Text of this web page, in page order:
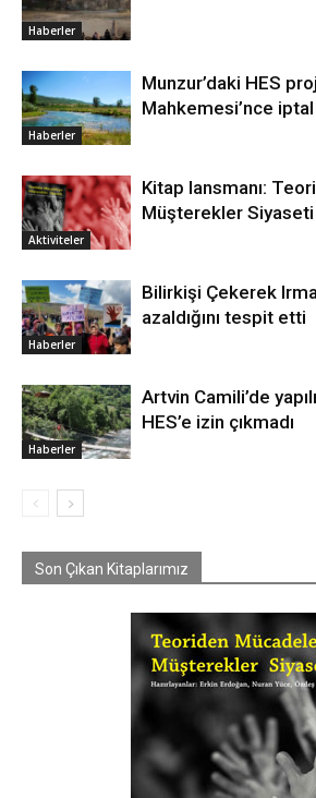
Haberler
Haberler
Munzur’daki HES
Mahkemesi’nce
Aktiviteler
Kitap lansmanı:
Müşterekler Siyaseti
Haberler
Bilirkişi Çekerek
azaldığını tespit etti
Haberler
Artvin Camili’de
HES’e izin çıkmadı
Son Çıkan Kitaplarımız